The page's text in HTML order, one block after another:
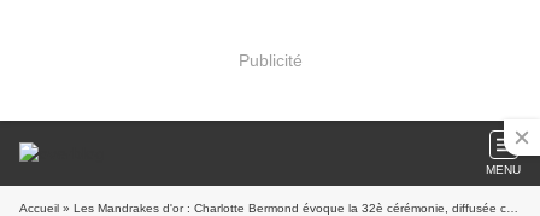
Publicité
MENU
Accueil » Les Mandrakes d'or : Charlotte Bermond évoque la 32è cérémonie, diffusée ce samedi 1er janvier sur C8 !